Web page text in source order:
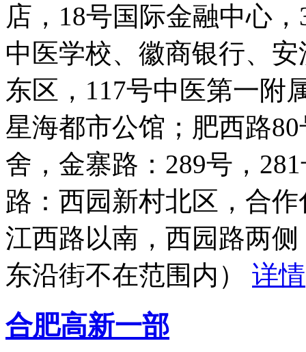
店，18号国际金融中心
中医学校、徽商银行、
东区，117号中医第一附
星海都市公馆；肥西路
舍，金寨路：289号，
路：西园新村北区，合
江西路以南，西园路两
东沿街不在范围内） 详情
合肥高新一部